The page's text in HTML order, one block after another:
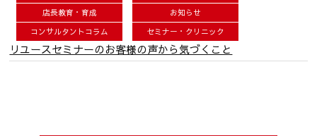
店長教育・育成
お知らせ
コンサルタントコラム
セミナー・クリニック
リユースセミナーのお客様の声から気づくこと